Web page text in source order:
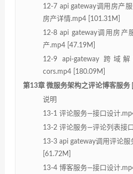
12-7 api gateway调用房产
房产详情.mp4 [101.31M]
12-8 api gateway调用房
产.mp4 [47.19M]
12-9 api-gateway 跨域
cors.mp4 [180.09M]
第13章 微服务架构之评论博客服务
说明
13-1 评论服务—接口设计
13-2 评论服务—评论列表接
13-3 api gateway调用评论
[61.72M]
13-4 博客服务—接口设计